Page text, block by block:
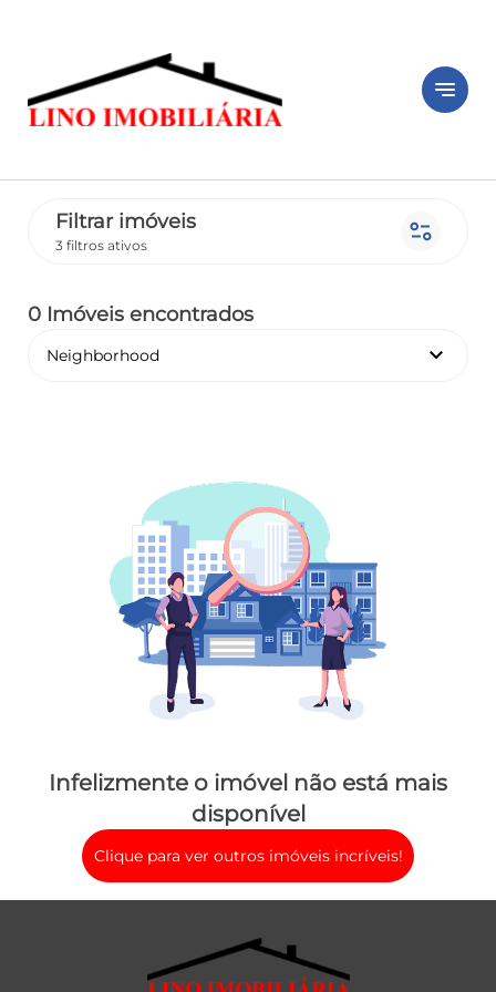
notes
Filtrar imóveis
3 filtros ativos page_info
0 Imóveis encontrados
Neighborhood keyboard_arrow_down
Infelizmente o imóvel não está mais
disponível
Clique para ver outros imóveis incríveis!